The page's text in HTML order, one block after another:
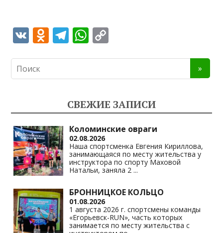
V O
o
as
s
ni
ki
T
gr
a
m
W
s
A
p
p
y
Li
n
k
СВЕЖИЕ ЗАПИСИ
Коломинские овраги
02.08.2026
Наша спортсменка Евгения Кириллова,
занимающаяся по месту жительства у
инструктора по спорту Маховой
Натальи, заняла 2 ...
БРОННИЦКОЕ КОЛЬЦО
01.08.2026
1 августа 2026 г. спортсмены команды
«Егорьевск-RUN», часть которых
занимается по месту жительства с